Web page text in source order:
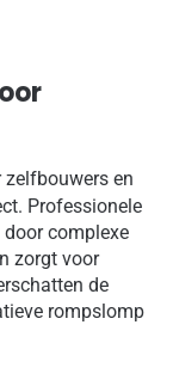
en
Professionele
complexe
zorgt voor
de
rompslomp